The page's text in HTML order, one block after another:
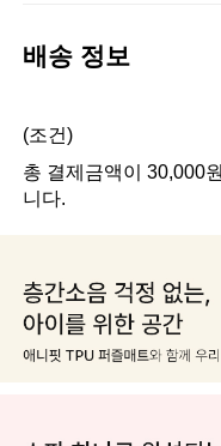
배송 정보
(조건)
총 결제금액이 30,000
니다.